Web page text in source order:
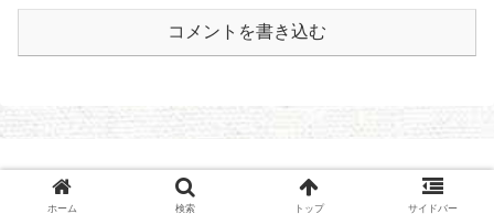
コメントを書き込む
© 2021 長野県議会議員 まさやす日記～清水まさやすOFFICIAL
ホーム 検索 トップ サイドバー